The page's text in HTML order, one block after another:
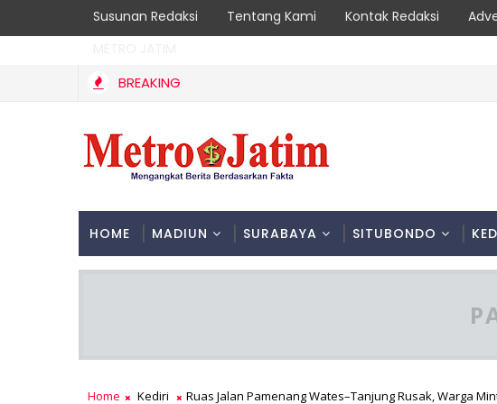
Susunan Redaksi Tentang Kami Kontak Redaksi
BREAKING
HOME MADIUN SURABAYA SITUBONDO
Home Kediri Ruas Jalan Pamenang Wates–Tanjung Rusak, Warga